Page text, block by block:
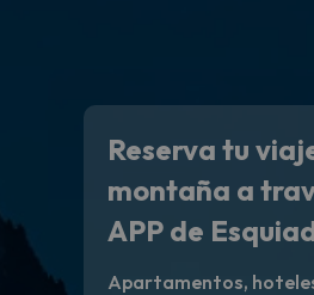
Reserva tu
montaña a
APP de
Apartamentos,